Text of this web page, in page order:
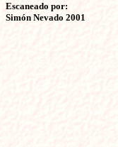
Escaneado por:
Simón Nevado 2001